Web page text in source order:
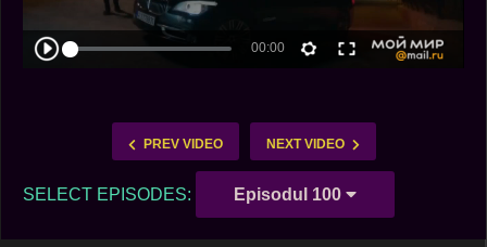
PREV VIDEO NEXT VIDEO
SELECT EPISODES: Episodul 100